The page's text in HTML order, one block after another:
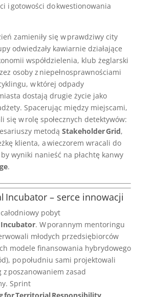
i gotowości do kwestionowania
zamieniły się w prawdziwy city
odwiedzały kawiarnie działające
współdzielenia, klub żeglarski
osoby z niepełnosprawnościami
w której odpady
dostają drugie życie jako
Spacerując między miejscami,
się w rolę społecznych detektywów:
metodą Stakeholder Grid,
klienta, a wieczorem wracali do
wyniki nanieść na płachtę kanwy
.
Incubator – serce innowacji
pobyt
Incubator. W porannym mentoringu
młodych przedsiębiorców
modele finansowania hybrydowego
po południu sami projektowali
z poszanowaniem zasad
Sprint